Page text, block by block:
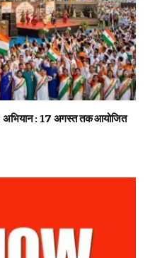
अभियान : 17 अगस्त तक आयोजित